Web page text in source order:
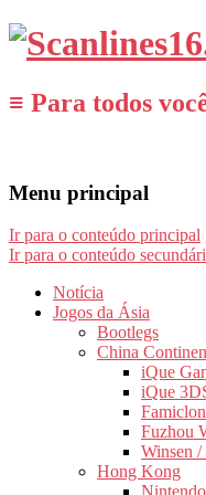
≡ Para todos
Menu principal
Ir para o conteúdo principal
Ir para o conteúdo
Notícia
Jogos da Ásia
Bootlegs
China
iQue
iQue
Fuzhou
Winsen
Hong Kong